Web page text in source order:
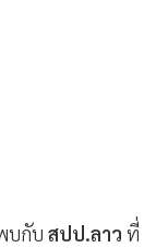
บกับ สปป.ลาว ที่